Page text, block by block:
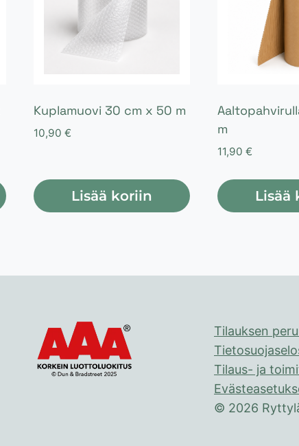
Kuplamuovi 30 cm x 50 m
10,90€
Lisää koriin
m
11,90 €
Lisää
Tilauksen
Tilaus- ja
© 2026